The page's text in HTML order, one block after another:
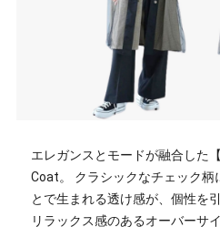
エレガンスとモードが融合した
Coat。 クラシックなチェック柄
とで生まれる透け感が、個性を
リラックス感のあるオーバーサ